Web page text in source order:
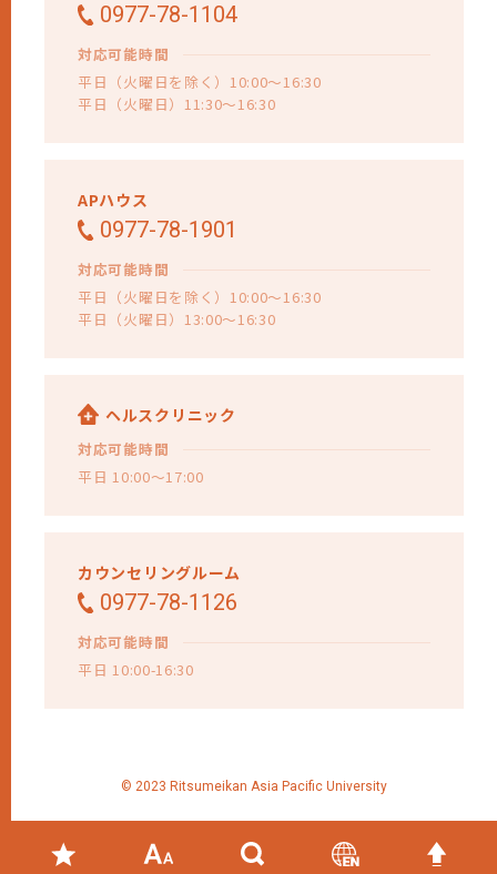
0977-78-1104
対応可能時間
平日（火曜日を除く）10:00～16:30
平日（火曜日）11:30～16:30
APハウス
0977-78-1901
対応可能時間
平日（火曜日を除く）10:00～16:30
平日（火曜日）13:00～16:30
ヘルスクリニック
対応可能時間
平日 10:00～17:00
カウンセリングルーム
0977-78-1126
対応可能時間
平日 10:00-16:30
© 2023 Ritsumeikan Asia Pacific University